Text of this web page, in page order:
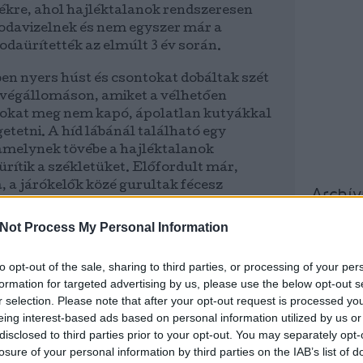
Process My Personal Information
opt-out of the sale, sharing to third parties, or processing of your
for targeted advertising by us, please use the below opt-out
selection. Please note that after your opt-out request is processed
interest-based ads based on personal information utilized by us
to third parties prior to your opt-out. You may separately
of your personal information by third parties on the IAB’s list of
ahol hajléktalanok rendszeresen
és nem egyszer már a
az elmúlt 3 év során.
nyers húst és csontokat dobáltak szét
amiket a vélhetően
meg nem kapó, ápolatlan kutyákkal
A híd lábánál található egy
tövébe a hajléktalanok
a székletüket. Előfordult már,
a járókelők közé gurultak fécesz
út megállóban ugyanez a
24-es villamost veszik igénybe, amelyen
fertőzésveszély fenyeget.
mindkét megálló, azoknak
az ott közlekedő tömegközlekedési
a rendeltetésszerű
2015
2014
2014
2014